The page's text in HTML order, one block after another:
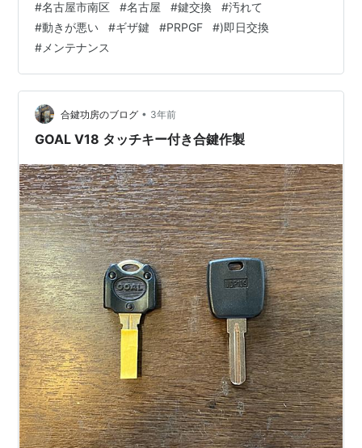
と、かなり汚れがあり動きが悪い状況です。 また、最近
の主流はディンプルキーなので、「メンテナンス込み
で、ディンプルキーに交換するのも良いかも知れないで
すね」と、伝えました。 すると、お客様も安心して生活
したいとの事でご成約となり、部品の確認に入ります。
ディンプルキーで設置可能な部品はあっ…
#名古屋市南区 #名古屋 #鍵交換 #汚れて
#動きが悪い #ギザ鍵 #PRPGF #)即日交換
#メンテナンス
合鍵功房のブログ • 3年前
GOAL V18 タッチキー付き合鍵作製